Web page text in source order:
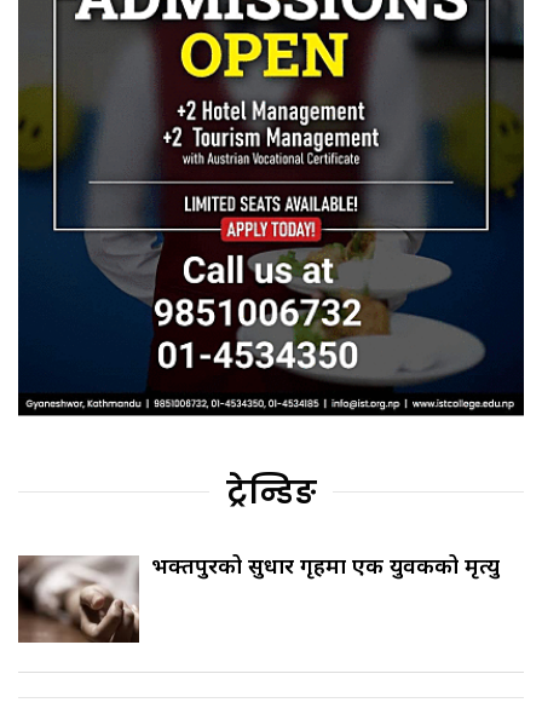
ट्रेन्डिङ
भक्तपुरको सुधार गृहमा एक युवकको मृत्यु